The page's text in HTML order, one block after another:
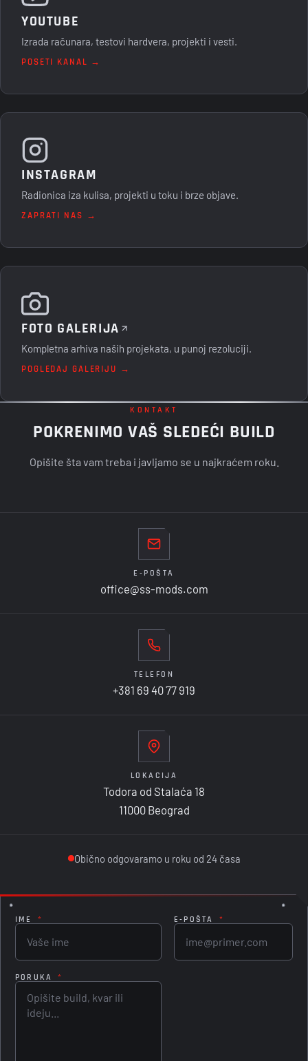
YOUTUBE
Izrada računara, testovi hardvera, projekti i vesti.
POSETI KANAL →
INSTAGRAM
Radionica iza kulisa, projekti u toku i brze objave.
ZAPRATI NAS →
FOTO GALERIJA
Kompletna arhiva naših projekata, u punoj rezoluciji.
POGLEDAJ GALERIJU →
KONTAKT
POKRENIMO VAŠ SLEDEĆI BUILD
Opišite šta vam treba i javljamo se u najkraćem roku.
E-POŠTA
office@ss-mods.com
TELEFON
+381 69 40 77 919
LOKACIJA
Todora od Stalaća 18
11000 Beograd
Obično odgovaramo u roku od 24 časa
IME * E-POŠTA *
PORUKA *